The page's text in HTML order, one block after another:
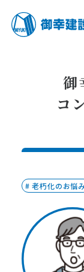
御
コ
老朽化のお悩